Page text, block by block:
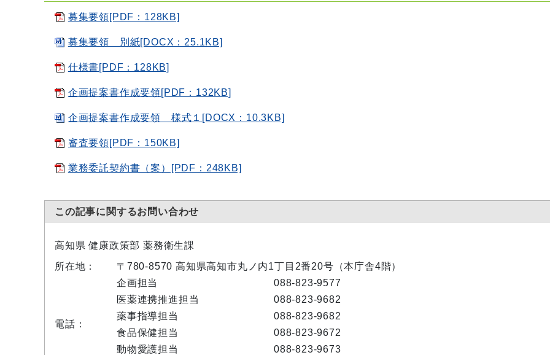
募集要領[PDF：128KB]
募集要領 別紙[DOCX：25.1KB]
仕様書[PDF：128KB]
企画提案書作成要領[PDF：132KB]
企画提案書作成要領 様式１[DOCX：10.3KB]
審査要領[PDF：150KB]
業務委託契約書（案）[PDF：248KB]
この記事に関するお問い合わせ
高知県 健康政策部 薬務衛生課
所在地：
〒780-8570 高知県高知市丸ノ内1丁目2番20号（本庁舎4階）
電話：
企画担当
088-823-9577
医薬連携推進担当
088-823-9682
薬事指導担当
088-823-9682
食品保健担当
088-823-9672
動物愛護担当
088-823-9673